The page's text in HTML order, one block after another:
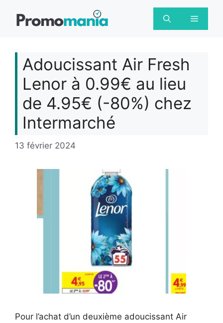
Menu
Adoucissant Air Fresh
Lenor à 0.99€ au lieu
de 4.95€ (-80%) chez
Intermarché
13 février 2024
Pour l’achat d’un deuxième adoucissant Air